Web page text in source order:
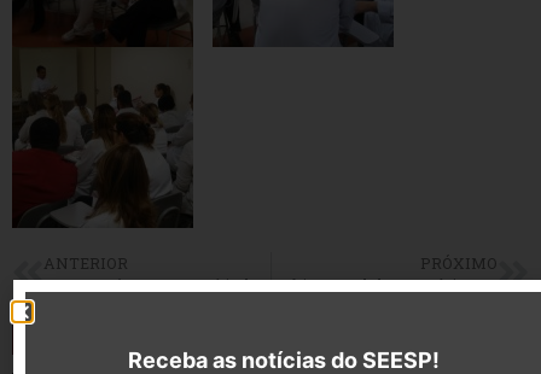
ANTERIOR
SEESP se reúne com Secretário de Saúde de Tupi Paulista e Enfermeiros da Santa Casa de Misericórdia
PRÓXIMO
Prefeitura estabelece convênio com Casa Ângela
Receba as notícias do SEESP!